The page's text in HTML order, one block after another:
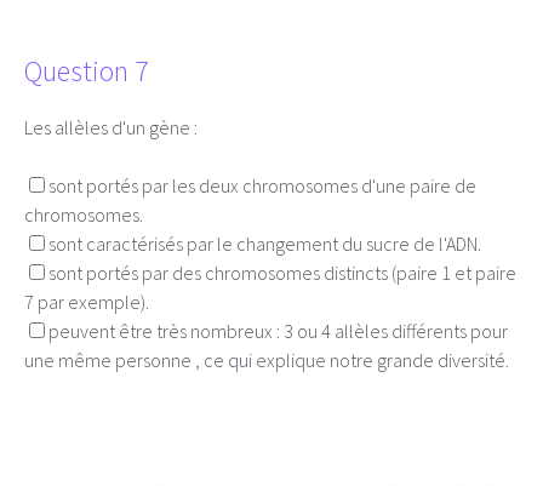
Question 7
Les allèles d'un gène :
sont portés par les deux chromosomes d'une paire de
chromosomes.
sont caractérisés par le changement du sucre de l'ADN.
sont portés par des chromosomes distincts (paire 1 et paire
7 par exemple).
peuvent être très nombreux : 3 ou 4 allèles différents pour
une même personne , ce qui explique notre grande diversité.